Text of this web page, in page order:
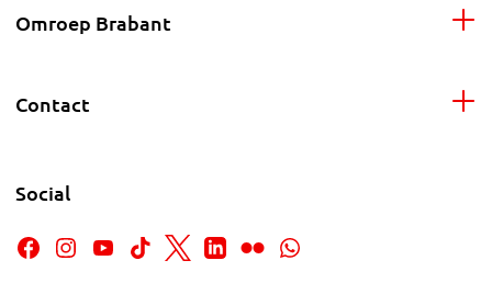
Omroep Brabant
Contact
Social